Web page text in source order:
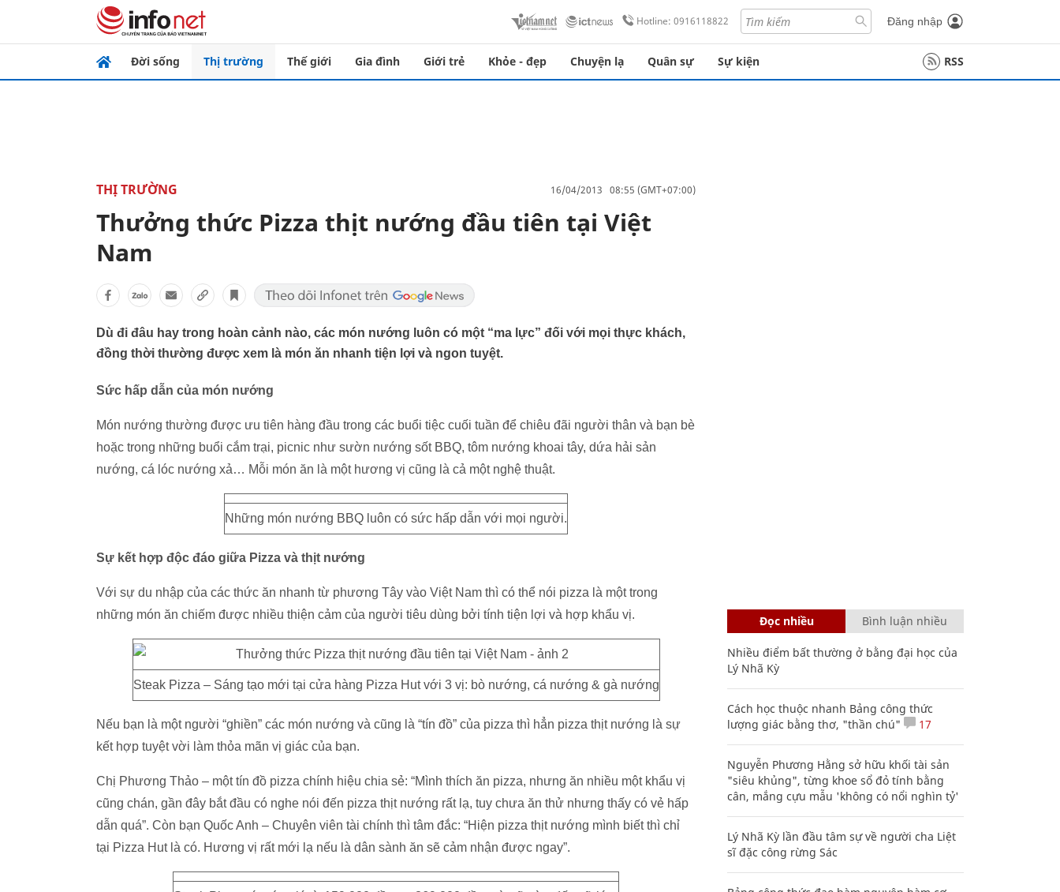
Hotline: 0916118822 Đăng nhập
Đời sống Thị trường Thế giới Gia đình Giới trẻ Khỏe - đẹp Chuyện lạ Quân sự Sự kiện RSS
THỊ TRƯỜNG 16/04/2013 08:55 (GMT+07:00)
Thưởng thức Pizza thịt nướng đầu tiên tại Việt
Nam
Dù đi đâu hay trong hoàn cảnh nào, các món nướng luôn có một “ma lực” đối với mọi thực khách,
đồng thời thường được xem là món ăn nhanh tiện lợi và ngon tuyệt.
Sức hấp dẫn của món nướng
Món nướng thường được ưu tiên hàng đầu trong các buổi tiệc cuối tuần để chiêu đãi người thân và bạn bè
hoặc trong những buổi cắm trại, picnic như sườn nướng sốt BBQ, tôm nướng khoai tây, dứa hải sản
nướng, cá lóc nướng xả… Mỗi món ăn là một hương vị cũng là cả một nghệ thuật.
Những món nướng BBQ luôn có sức hấp dẫn với mọi người.
Sự kết hợp độc đáo giữa Pizza và thịt nướng
Với sự du nhập của các thức ăn nhanh từ phương Tây vào Việt Nam thì có thể nói pizza là một trong
những món ăn chiếm được nhiều thiện cảm của người tiêu dùng bởi tính tiện lợi và hợp khẩu vị.
Steak Pizza – Sáng tạo mới tại cửa hàng Pizza Hut với 3 vị: bò nướng, cá nướng & gà nướng
Nếu bạn là một người “ghiền” các món nướng và cũng là “tín đồ” của pizza thì hẳn pizza thịt nướng là sự
kết hợp tuyệt vời làm thỏa mãn vị giác của bạn.
Chị Phương Thảo – một tín đồ pizza chính hiệu chia sẻ: “Mình thích ăn pizza, nhưng ăn nhiều một khẩu vị
cũng chán, gần đây bắt đầu có nghe nói đến pizza thịt nướng rất lạ, tuy chưa ăn thử nhưng thấy có vẻ hấp
dẫn quá”. Còn bạn Quốc Anh – Chuyên viên tài chính thì tâm đắc: “Hiện pizza thịt nướng mình biết thì chỉ
tại Pizza Hut là có. Hương vị rất mới lạ nếu là dân sành ăn sẽ cảm nhận được ngay”.
Đọc nhiều Bình luận nhiều
Nhiều điểm bất thường ở bằng đại học của
Lý Nhã Kỳ
Cách học thuộc nhanh Bảng công thức
lượng giác bằng thơ, "thần chú"
17
Nguyễn Phương Hằng sở hữu khối tài sản
"siêu khủng", từng khoe sổ đỏ tính bằng
cân, mắng cựu mẫu 'không có nổi nghìn tỷ'
Lý Nhã Kỳ lần đầu tâm sự về người cha Liệt
sĩ đặc công rừng Sác